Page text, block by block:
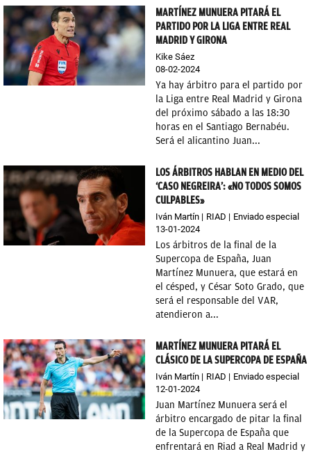
MARTÍNEZ MUNUERA PITARÁ EL
PARTIDO POR LA LIGA ENTRE REAL
MADRID Y GIRONA
Kike Sáez
08-02-2024
Ya hay árbitro para el partido por
la Liga entre Real Madrid y Girona
del próximo sábado a las 18:30
horas en el Santiago Bernabéu.
Será el alicantino Juan...
LOS ÁRBITROS HABLAN EN MEDIO DEL
‘CASO NEGREIRA’: «NO TODOS SOMOS
CULPABLES»
Iván Martín RIAD
Enviado especial
13-01-2024
Los árbitros de la final de la
Supercopa de España, Juan
Martínez Munuera, que estará en
el césped, y César Soto Grado, que
será el responsable del VAR,
atendieron a...
MARTÍNEZ MUNUERA PITARÁ EL
CLÁSICO DE LA SUPERCOPA DE ESPAÑA
Iván Martín RIAD
Enviado especial
12-01-2024
Juan Martínez Munuera será el
árbitro encargado de pitar la final
de la Supercopa de España que
enfrentará en Riad a Real Madrid y